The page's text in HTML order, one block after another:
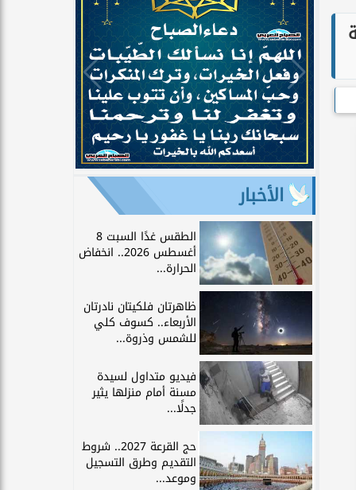
الأخبار
الطقس غدًا السبت 8
أغسطس 2026.. انخفاض
الحرارة...
ظاهرتان فلكيتان نادرتان
الأربعاء.. كسوف كلي
للشمس وذروة...
فيديو متداول لسيدة
مسنة أمام منزلها يثير
جدلًا...
حج القرعة 2027.. شروط
التقديم وطرق التسجيل
وموعد...